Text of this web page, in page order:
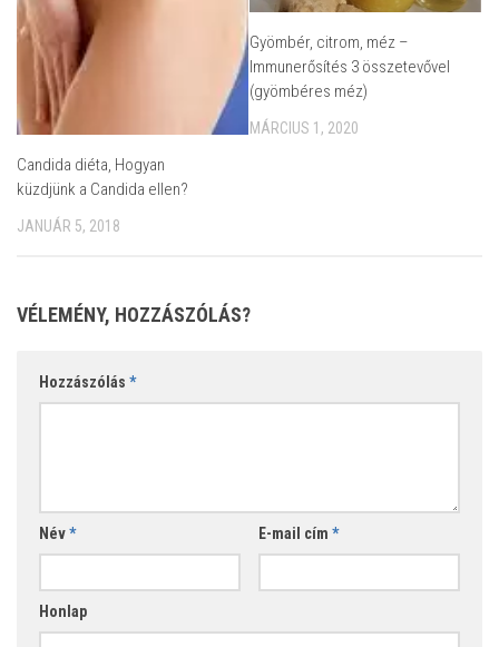
Candida diéta, Hogyan
küzdjünk a Candida ellen?
JANUÁR 5, 2018
Gyömbér, citrom, méz –
Immunerősítés 3 összetevővel
(gyömbéres méz)
MÁRCIUS 1, 2020
VÉLEMÉNY, HOZZÁSZÓLÁS?
Hozzászólás *
Név* E-mail cím *
Honlap